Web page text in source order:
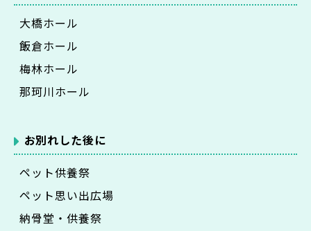
大橋ホール
飯倉ホール
梅林ホール
那珂川ホール
お別れした後に
ペット供養祭
ペット思い出広場
納骨堂・供養祭